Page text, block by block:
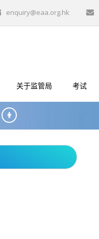
enquiry@eaa.org.hk
关于监管局 考试